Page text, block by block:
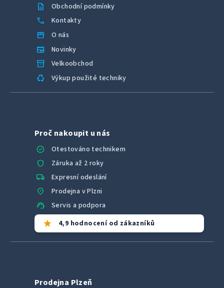
description Obchodní podmínky
call Kontakty
storefront O nás
newspaper Novinky
inventory_2 Velkoobchod
recycling Výkup použité techniky
Proč nakoupit u nás
verified
Otestováno technikem
shield Záruka až 2 roky
local_shipping Expresní odeslání
location_on Prodejna v Plzni
support_agent Servis a podpora
star 4,9 hodnocení od zákazníků
Prodejna Plzeň